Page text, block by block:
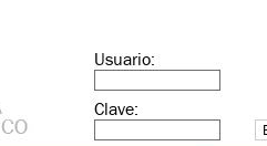
Usuario:
Clave: